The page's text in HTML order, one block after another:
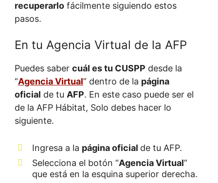
recuperarlo fácilmente siguiendo estos
pasos.
En tu Agencia Virtual de la AFP
Puedes saber cuál es tu CUSPP desde la
“Agencia Virtual” dentro de la página
oficial de tu AFP. En este caso puede ser el
de la AFP Hábitat, Solo debes hacer lo
siguiente.
Ingresa a la página oficial de tu AFP.
Selecciona el botón “Agencia Virtual”
que está en la esquina superior derecha.